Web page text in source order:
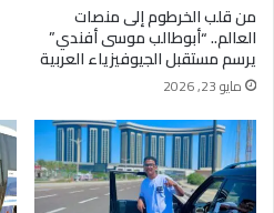
من قلب الخرطوم إلى منصات
العالم.. “أبوطالب موسى أفندي”
يرسم مستقبل الجيوفيزياء العربية
مايو 23, 2026